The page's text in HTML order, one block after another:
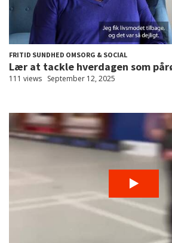
FRITID SUNDHED OMSORG & SOCIAL
Lær at tackle hverdagen som
111 views September 12, 2025